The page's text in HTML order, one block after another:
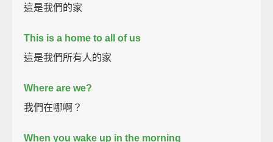
這是我們的家
This is a home to all of us
這是我們所有人的家
Where are we?
我們在哪啊？
When you wake up in the morning